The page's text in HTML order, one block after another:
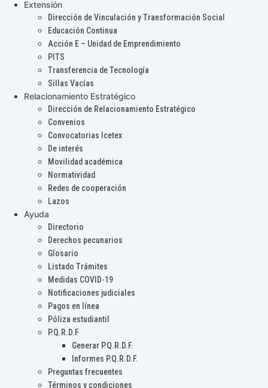
Extensión
Dirección de Vinculación y Transformación Social
Educación Continua
Acción E – Unidad de Emprendimiento
PITS
Transferencia de Tecnología
Sillas Vacías
Relacionamiento Estratégico
Dirección de Relacionamiento Estratégico
Convenios
Convocatorias Icetex
De interés
Movilidad académica
Normatividad
Redes de cooperación
Lazos
Ayuda
Directorio
Derechos pecunarios
Glosario
Listado Trámites
Medidas COVID-19
Notificaciones judiciales
Pagos en línea
Póliza estudiantil
P.Q.R.D.F
Generar P.Q.R.D.F.
Informes P.Q.R.D.F.
Preguntas frecuentes
Términos y condiciones